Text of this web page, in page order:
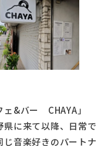
ェ&バー CHAYA」
に来て以降、日常で
音楽好きのパートナ